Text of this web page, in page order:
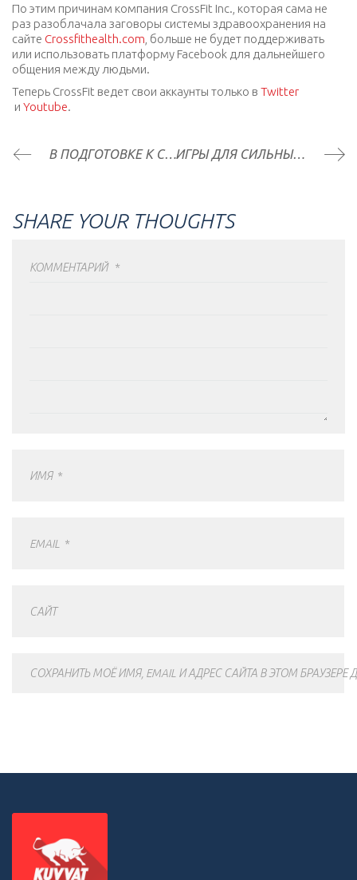
По этим причинам компания CrossFit Inc., которая сама не
раз разоблачала заговоры системы здравоохранения на
сайте Crossfithealth.com , больше не будет поддерживать
или использовать платформу Facebook для дальнейшего
общения между людьми.
Теперь CrossFit ведет свои аккаунты только в Twitter
и Youtube.
В ПОДГОТОВКЕ К CROSSFIT GAMES ЖЕНЩИНЫ И МУЖЧИНЫ ВЫБИРАЮТ РАЗНУЮ ТАКТИКУ ИГРЫ ДЛЯ СИЛЬНЫХ (ДУХОМ)
SHARE YOUR THOUGHTS
КОММЕНТАРИЙ *
ИМЯ *
EMAIL *
САЙТ
СОХРАНИТЬ МОЁ ИМЯ, EMAIL И АДРЕС САЙТА В ЭТОМ